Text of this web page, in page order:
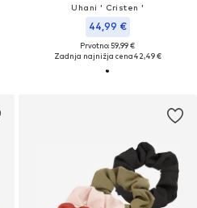
Uhani ' Cristen '
44,99 €
Prvotno: 59,99 €
Zadnja najnižja cena42,49 €